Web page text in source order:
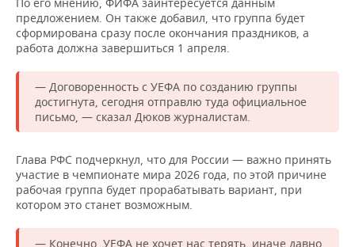
ХОККЕЙ С МЯЧОМ
ПРОИСШЕСТВИЯ
По его мнению, ФИФА заинтересуется данным
предложением. Он также добавил, что группа будет
сформирована сразу после окончания праздников, а
работа должна завершиться 1 апреля.
— Договоренность с УЕФА по созданию группы
достигнута, сегодня отправлю туда официальное
письмо, — сказал Дюков журналистам.
Глава РФС подчеркнул, что для России — важно принять
участие в чемпионате мира 2026 года, по этой причине
рабочая группа будет прорабатывать вариант, при
котором это станет возможным.
— Конечно, УЕФА не хочет нас терять, иначе давно